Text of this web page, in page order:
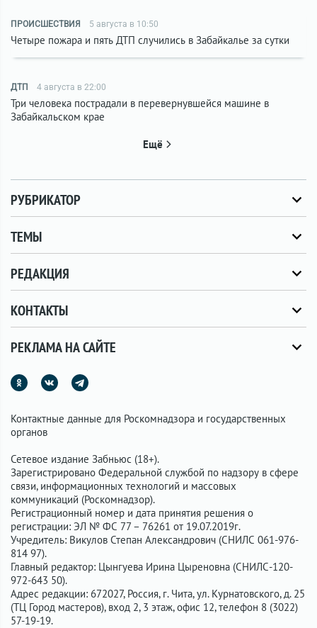
ПРОИСШЕСТВИЯ 5 августа в 10:50
Четыре пожара и пять ДТП случились в Забайкалье за сутки
ДТП 4 августа в 22:00
Три человека пострадали в перевернувшейся машине в
Забайкальском крае
Ещё
РУБРИКАТОР
ТЕМЫ
РЕДАКЦИЯ
КОНТАКТЫ
РЕКЛАМА НА САЙТЕ
Контактные данные для Роскомнадзора и государственных
органов
Сетевое издание Забньюс (18+).
Зарегистрировано Федеральной службой по надзору в сфере
связи, информационных технологий и массовых
коммуникаций (Роскомнадзор).
Регистрационный номер и дата принятия решения о
регистрации: ЭЛ № ФС 77 – 76261 от 19.07.2019г.
Учредитель: Викулов Степан Александрович (СНИЛС 061-976-
814 97).
Главный редактор: Цынгуева Ирина Цыреновна (СНИЛС-120-
972-643 50).
Адрес редакции: 672027, Россия, г. Чита, ул. Курнатовского, д. 25
(ТЦ Город мастеров), вход 2, 3 этаж, офис 12, телефон 8 (3022)
57-19-19.